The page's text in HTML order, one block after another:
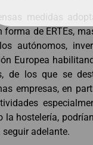
medidas
de ERTEs,
autónomos,
Europea
de los que se
empresas, en
hostelería,
adelante.